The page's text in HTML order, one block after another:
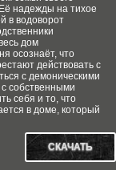
надежды на тихое
в водоворот
дом
осознаёт, что
действовать с
с демоническими
собственными
себя и то, что
в доме, который
СКАЧАТЬ